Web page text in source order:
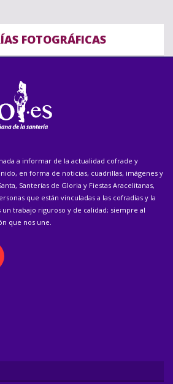
FOTOGRÁFICAS
a informar de la actualidad cofrade y
en forma de noticias, cuadrillas, imágenes y
Santerías de Gloria y Fiestas Aracelitanas,
que están vinculadas a las cofradías y la
trabajo riguroso y de calidad; siempre al
que nos une.